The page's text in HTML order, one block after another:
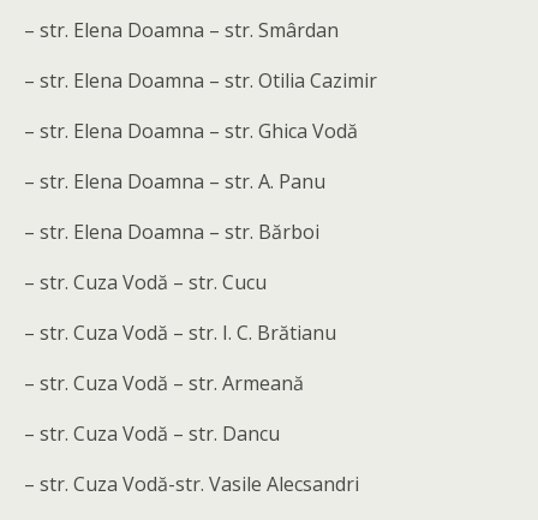
– str. Elena Doamna – str. Smârdan
– str. Elena Doamna – str. Otilia Cazimir
– str. Elena Doamna – str. Ghica Vodă
– str. Elena Doamna – str. A. Panu
– str. Elena Doamna – str. Bărboi
– str. Cuza Vodă – str. Cucu
– str. Cuza Vodă – str. I. C. Brătianu
– str. Cuza Vodă – str. Armeană
– str. Cuza Vodă – str. Dancu
– str. Cuza Vodă-str. Vasile Alecsandri